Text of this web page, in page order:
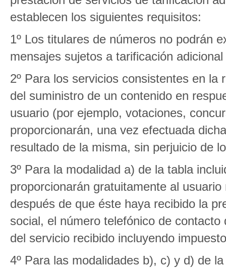
establecen los siguientes requisitos:
1º Los titulares de números no podrán
mensajes sujetos a tarificación
2º Para los servicios consistentes en
del suministro de un contenido en
usuario (por ejemplo, votaciones,
proporcionarán, una vez efectuada
resultado de la misma, sin perjuicio de
3º Para la modalidad a) de la tabla
proporcionarán gratuitamente al
después de que éste haya recibido la
social, el número telefónico de
del servicio recibido incluyendo
4º Para las modalidades b), c) y d) de